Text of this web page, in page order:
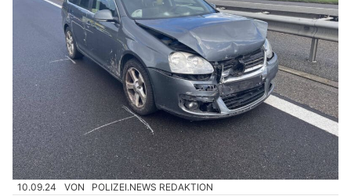
10.09.24 VON POLIZEI.NEWS REDAKTION